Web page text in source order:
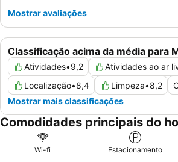
Classificação acima da média para
Atividades•9,2 Atividades ao ar
Localização•8,4 Limpeza•8,2
Mostrar mais classificações
Mostrar avaliações
Comodidades principais do
Wi-fi Estacionamento